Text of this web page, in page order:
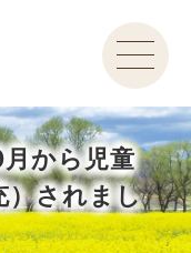
から児童
）されまし